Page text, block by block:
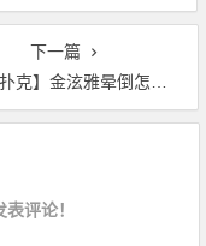
下一篇
泫雅晕倒怎么回事？ 金泫雅叫草马是因舞台上起反应？
评论！